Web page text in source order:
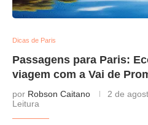
Dicas de Paris
Passagens para Paris:
viagem com a Vai de
por Robson Caitano 2 de
Leitura